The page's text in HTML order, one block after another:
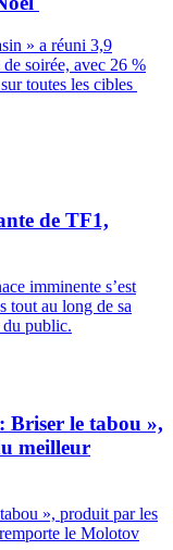
» a réuni 3,9
soirée, avec 26 %
toutes les cibles
de TF1,
imminente s’est
tout au long de sa
public.
Briser le tabou »,
meilleur
», produit par les
le Molotov